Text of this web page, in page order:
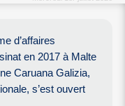
d’affaires
en 2017 à Malte
Caruana Galizia,
s’est ouvert